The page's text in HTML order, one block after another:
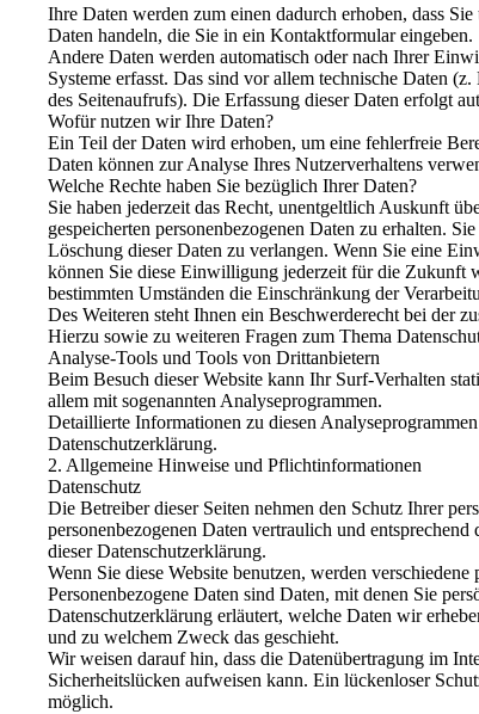
Ihre Daten werden zum einen dadurch erhoben, dass
Daten handeln, die Sie in ein Kontaktformular eingeben.
Andere Daten werden automatisch oder nach Ihrer
Systeme erfasst. Das sind vor allem technische Daten
des Seitenaufrufs). Die Erfassung dieser Daten erfolgt
Wofür nutzen wir Ihre Daten?
Ein Teil der Daten wird erhoben, um eine fehlerfreie
Daten können zur Analyse Ihres Nutzerverhaltens
Welche Rechte haben Sie bezüglich Ihrer Daten?
Sie haben jederzeit das Recht, unentgeltlich Auskunft
gespeicherten personenbezogenen Daten zu erhalten.
Löschung dieser Daten zu verlangen. Wenn Sie eine
können Sie diese Einwilligung jederzeit für die Zukunft
bestimmten Umständen die Einschränkung der
Des Weiteren steht Ihnen ein Beschwerderecht bei der
Hierzu sowie zu weiteren Fragen zum Thema
Analyse-Tools und Tools von Drittanbietern
Beim Besuch dieser Website kann Ihr Surf-Verhalten
allem mit sogenannten Analyseprogrammen.
Detaillierte Informationen zu diesen
Datenschutzerklärung.
2. Allgemeine Hinweise und Pflichtinformationen
Datenschutz
Die Betreiber dieser Seiten nehmen den Schutz Ihrer
personenbezogenen Daten vertraulich und
dieser Datenschutzerklärung.
Wenn Sie diese Website benutzen, werden verschiedene
Personenbezogene Daten sind Daten, mit denen Sie
Datenschutzerklärung erläutert, welche Daten wir
und zu welchem Zweck das geschieht.
Wir weisen darauf hin, dass die Datenübertragung im
Sicherheitslücken aufweisen kann. Ein lückenloser
möglich.